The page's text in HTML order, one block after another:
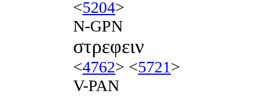
<5204>
N-GPN
στρεφειν
<4762> <5721>
V-PAN